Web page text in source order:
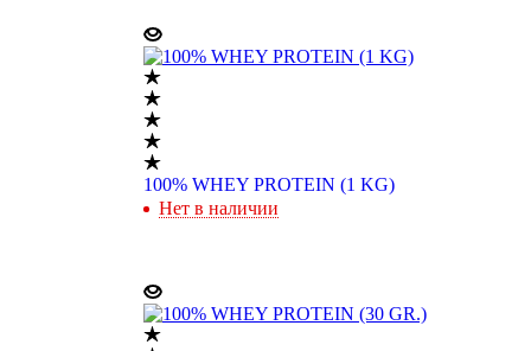
100% WHEY PROTEIN (1 KG)
Нет в наличии